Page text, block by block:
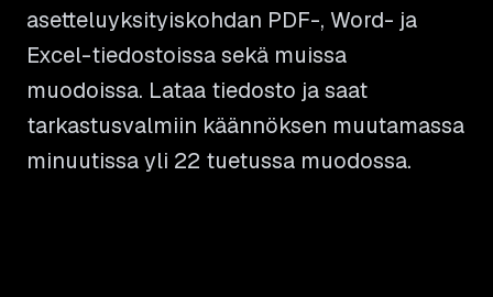
asetteluyksityiskohdan PDF-, Word- ja
Excel-tiedostoissa sekä muissa
muodoissa. Lataa tiedosto ja saat
tarkastusvalmiin käännöksen muutamassa
minuutissa yli 22 tuetussa muodossa.